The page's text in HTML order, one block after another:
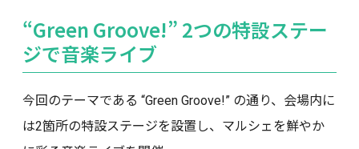
“Green Groove!” 2つの特設ステー
ジで音楽ライブ
今回のテーマである “Green Groove!” の通り、会場内に
は2箇所の特設ステージを設置し、マルシェを鮮やか